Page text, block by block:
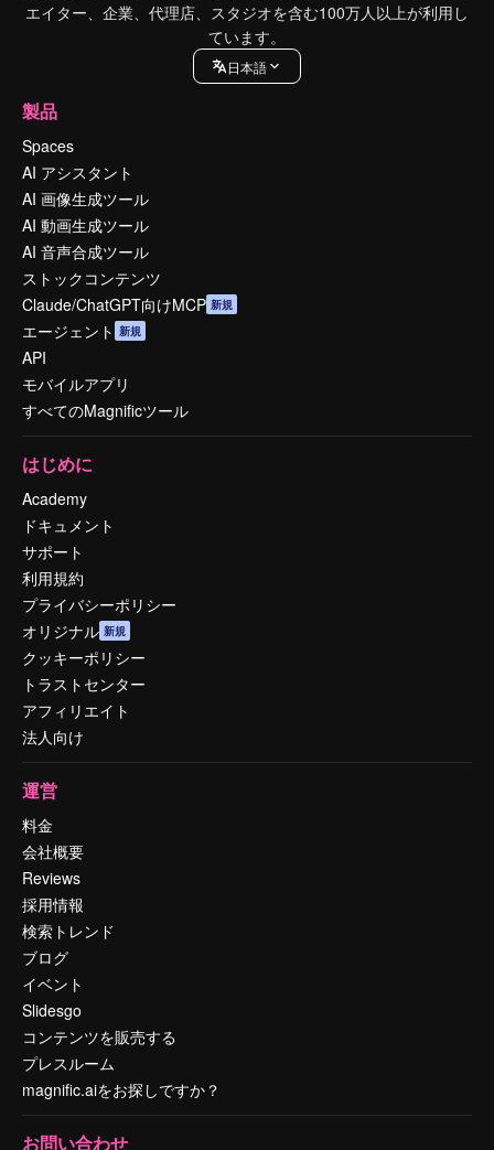
エイター、企業、代理店、スタジオを含む100万人以上が利用し
ています。
日本語
製品
Spaces
AI アシスタント
AI 画像生成ツール
AI 動画生成ツール
AI 音声合成ツール
ストックコンテンツ
Claude/ChatGPT向けMCP 新規
エージェント 新規
API
モバイルアプリ
すべてのMagnificツール
はじめに
Academy
ドキュメント
サポート
利用規約
プライバシーポリシー
オリジナル 新規
クッキーポリシー
トラストセンター
アフィリエイト
法人向け
運営
料金
会社概要
Reviews
採用情報
検索トレンド
ブログ
イベント
Slidesgo
コンテンツを販売する
プレスルーム
magnific.aiをお探しですか？
お問い合わせ